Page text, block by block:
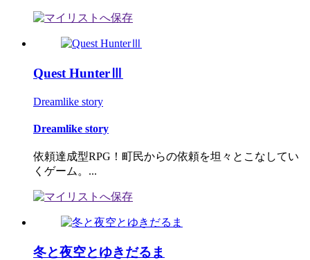
Quest HunterⅢ
Dreamlike story
Dreamlike story
依頼達成型RPG！町民からの依頼を坦々とこなしてい
くゲーム。...
冬と夜空とゆきだるま